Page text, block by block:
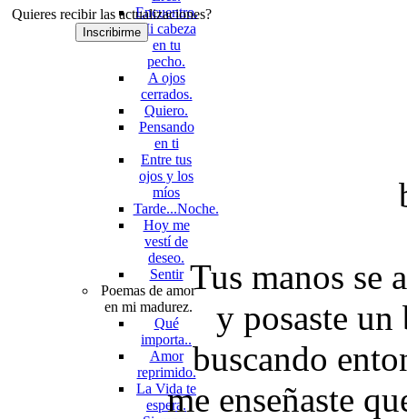
Encuentro.
Mi cabeza
en tu
pecho.
A ojos
cerrados.
Quiero.
Pensando
en ti
Entre tus
ojos y los
míos
Tarde...Noche.
Hoy me
vestí de
deseo.
Sentir
Poemas de amor
en mi madurez.
Qué
importa..
Amor
reprimido.
La Vida te
espera.
Quieres recibir las actualizaciones?
Inscribirme
Tus manos se
y posaste un
buscando
me enseñaste